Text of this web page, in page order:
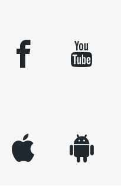
facebook youtube
appleinc android